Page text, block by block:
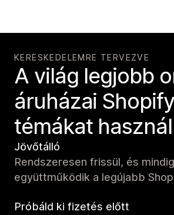
KERESKEDELEMRE TERVEZVE
A világ legjobb
áruházai Shopify
témákat
Jövőtálló
Rendszeresen frissül, és mindig
együttműködik a legújabb
Próbáld ki fizetés előtt